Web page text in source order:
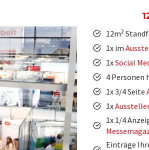
12m2
1x im
1xSocial
4 Personen
1x 3/4 Seite
1x
1x 1/4
Einträge